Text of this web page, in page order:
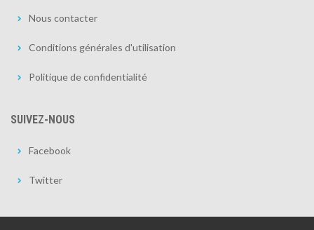
Nous contacter
Conditions générales d'utilisation
Politique de confidentialité
SUIVEZ-NOUS
Facebook
Twitter